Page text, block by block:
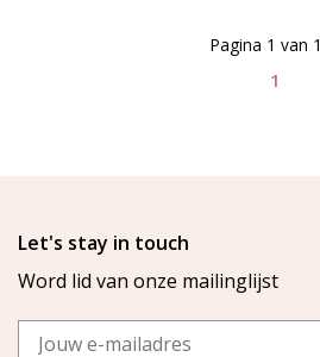
1
Pagina 1 van 1
Let's stay in touch
Word lid van onze mailinglijst
Email